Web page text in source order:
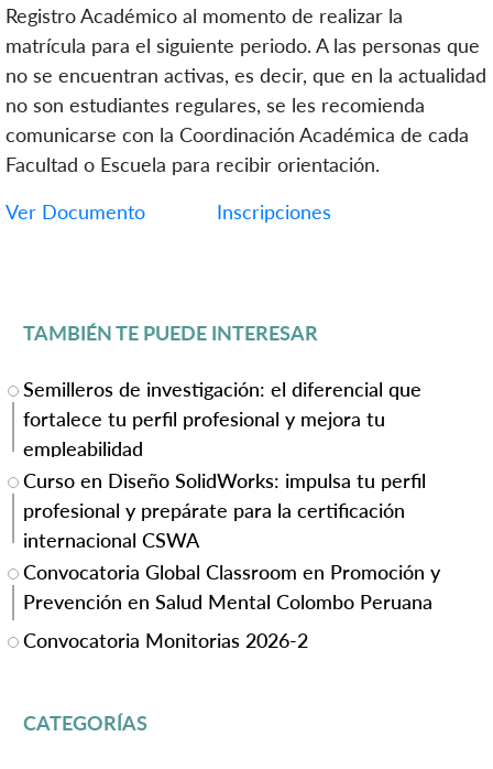
Registro Académico al momento de realizar la
matrícula para el siguiente periodo. A las personas que
no se encuentran activas, es decir, que en la actualidad
no son estudiantes regulares, se les recomienda
comunicarse con la Coordinación Académica de cada
Facultad o Escuela para recibir orientación.
Ver Documento
Inscripciones
TAMBIÉN TE PUEDE INTERESAR
Semilleros de investigación: el diferencial que
fortalece tu perfil profesional y mejora tu
empleabilidad
Curso en Diseño SolidWorks: impulsa tu perfil
profesional y prepárate para la certificación
internacional CSWA
Convocatoria Global Classroom en Promoción y
Prevención en Salud Mental Colombo Peruana
Convocatoria Monitorias 2026-2
CATEGORÍAS